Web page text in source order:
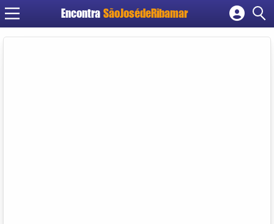
Encontra SãoJosédeRibamar
Cadastrar empresa